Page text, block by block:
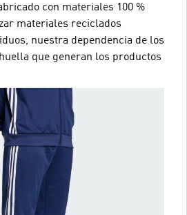
con materiales 100 %
materiales reciclados
nuestra dependencia de los
que generan los productos